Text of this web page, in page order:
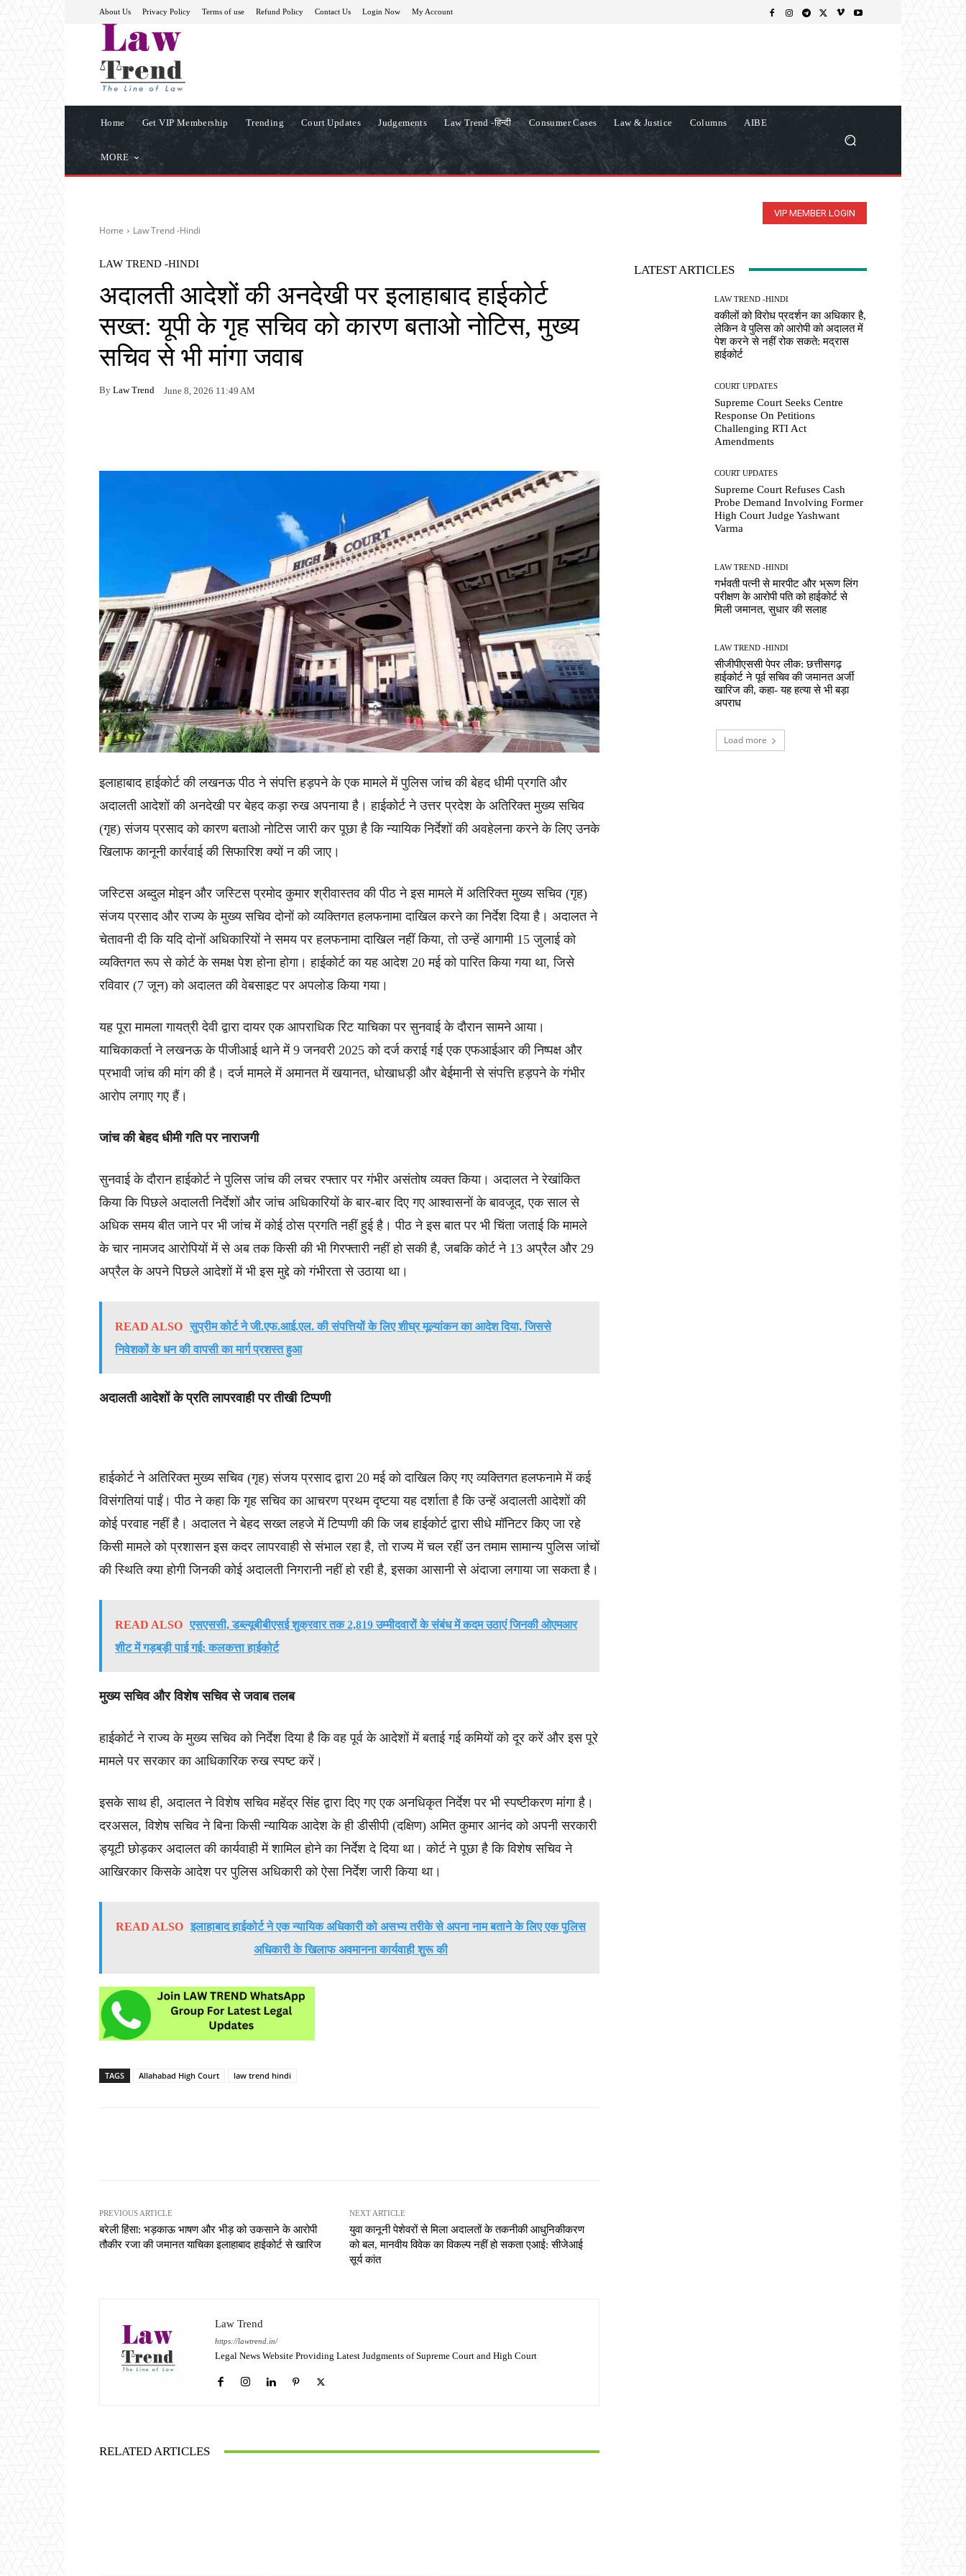
About Us Privacy Policy Terms of use Refund Policy Contact Us Login Now My Account
Home Get VIP Membership Trending Court Updates Judgements Law Trend -हिन्दी Consumer Cases Law & Justice Columns AIBE
MORE
VIP MEMBER LOGIN
Home Law Trend -Hindi
LAW TREND -HINDI
अदालती आदेशों की अनदेखी पर इलाहाबाद हाईकोर्ट
सख्त: यूपी के गृह सचिव को कारण बताओ नोटिस, मुख्य
सचिव से भी मांगा जवाब
By Law Trend June 8, 2026 11:49 AM
इलाहाबाद हाईकोर्ट की लखनऊ पीठ ने संपत्ति हड़पने के एक मामले में पुलिस जांच की बेहद धीमी प्रगति और
अदालती आदेशों की अनदेखी पर बेहद कड़ा रुख अपनाया है। हाईकोर्ट ने उत्तर प्रदेश के अतिरिक्त मुख्य सचिव
(गृह) संजय प्रसाद को कारण बताओ नोटिस जारी कर पूछा है कि न्यायिक निर्देशों की अवहेलना करने के लिए उनके
खिलाफ कानूनी कार्रवाई की सिफारिश क्यों न की जाए।
जस्टिस अब्दुल मोइन और जस्टिस प्रमोद कुमार श्रीवास्तव की पीठ ने इस मामले में अतिरिक्त मुख्य सचिव (गृह)
संजय प्रसाद और राज्य के मुख्य सचिव दोनों को व्यक्तिगत हलफनामा दाखिल करने का निर्देश दिया है। अदालत ने
चेतावनी दी कि यदि दोनों अधिकारियों ने समय पर हलफनामा दाखिल नहीं किया, तो उन्हें आगामी 15 जुलाई को
व्यक्तिगत रूप से कोर्ट के समक्ष पेश होना होगा। हाईकोर्ट का यह आदेश 20 मई को पारित किया गया था, जिसे
रविवार (7 जून) को अदालत की वेबसाइट पर अपलोड किया गया।
यह पूरा मामला गायत्री देवी द्वारा दायर एक आपराधिक रिट याचिका पर सुनवाई के दौरान सामने आया।
याचिकाकर्ता ने लखनऊ के पीजीआई थाने में 9 जनवरी 2025 को दर्ज कराई गई एक एफआईआर की निष्पक्ष और
प्रभावी जांच की मांग की है। दर्ज मामले में अमानत में खयानत, धोखाधड़ी और बेईमानी से संपत्ति हड़पने के गंभीर
आरोप लगाए गए हैं।
जांच की बेहद धीमी गति पर नाराजगी
सुनवाई के दौरान हाईकोर्ट ने पुलिस जांच की लचर रफ्तार पर गंभीर असंतोष व्यक्त किया। अदालत ने रेखांकित
किया कि पिछले अदालती निर्देशों और जांच अधिकारियों के बार-बार दिए गए आश्वासनों के बावजूद, एक साल से
अधिक समय बीत जाने पर भी जांच में कोई ठोस प्रगति नहीं हुई है। पीठ ने इस बात पर भी चिंता जताई कि मामले
के चार नामजद आरोपियों में से अब तक किसी की भी गिरफ्तारी नहीं हो सकी है, जबकि कोर्ट ने 13 अप्रैल और 29
अप्रैल के अपने पिछले आदेशों में भी इस मुद्दे को गंभीरता से उठाया था।
READ ALSO सुप्रीम कोर्ट ने जी.एफ.आई.एल. की संपत्तियों के लिए शीघ्र मूल्यांकन का आदेश दिया, जिससे
निवेशकों के धन की वापसी का मार्ग प्रशस्त हुआ
अदालती आदेशों के प्रति लापरवाही पर तीखी टिप्पणी
हाईकोर्ट ने अतिरिक्त मुख्य सचिव (गृह) संजय प्रसाद द्वारा 20 मई को दाखिल किए गए व्यक्तिगत हलफनामे में कई
विसंगतियां पाईं। पीठ ने कहा कि गृह सचिव का आचरण प्रथम दृष्टया यह दर्शाता है कि उन्हें अदालती आदेशों की
कोई परवाह नहीं है। अदालत ने बेहद सख्त लहजे में टिप्पणी की कि जब हाईकोर्ट द्वारा सीधे मॉनिटर किए जा रहे
किसी मामले को प्रशासन इस कदर लापरवाही से संभाल रहा है, तो राज्य में चल रहीं उन तमाम सामान्य पुलिस जांचों
की स्थिति क्या होगी जिनकी कोई अदालती निगरानी नहीं हो रही है, इसका आसानी से अंदाजा लगाया जा सकता है।
READ ALSO एसएससी, डब्ल्यूबीबीएसई शुक्रवार तक 2,819 उम्मीदवारों के संबंध में कदम उठाएं जिनकी ओएमआर
शीट में गड़बड़ी पाई गई: कलकत्ता हाईकोर्ट
मुख्य सचिव और विशेष सचिव से जवाब तलब
हाईकोर्ट ने राज्य के मुख्य सचिव को निर्देश दिया है कि वह पूर्व के आदेशों में बताई गई कमियों को दूर करें और इस पूरे
मामले पर सरकार का आधिकारिक रुख स्पष्ट करें।
इसके साथ ही, अदालत ने विशेष सचिव महेंद्र सिंह द्वारा दिए गए एक अनधिकृत निर्देश पर भी स्पष्टीकरण मांगा है।
दरअसल, विशेष सचिव ने बिना किसी न्यायिक आदेश के ही डीसीपी (दक्षिण) अमित कुमार आनंद को अपनी सरकारी
ड्यूटी छोड़कर अदालत की कार्यवाही में शामिल होने का निर्देश दे दिया था। कोर्ट ने पूछा है कि विशेष सचिव ने
आखिरकार किसके आदेश पर पुलिस अधिकारी को ऐसा निर्देश जारी किया था।
READ ALSO इलाहाबाद हाईकोर्ट ने एक न्यायिक अधिकारी को असभ्य तरीके से अपना नाम बताने के लिए एक पुलिस
अधिकारी के खिलाफ अवमानना कार्यवाही शुरू की
TAGS Allahabad High Court law trend hindi
PREVIOUS ARTICLE
बरेली हिंसा: भड़काऊ भाषण और भीड़ को उकसाने के आरोपी
तौकीर रजा की जमानत याचिका इलाहाबाद हाईकोर्ट से खारिज
NEXT ARTICLE
युवा कानूनी पेशेवरों से मिला अदालतों के तकनीकी आधुनिकीकरण
को बल, मानवीय विवेक का विकल्प नहीं हो सकता एआई: सीजेआई
सूर्य कांत
Law Trend
https://lawtrend.in/
Legal News Website Providing Latest Judgments of Supreme Court and High Court
RELATED ARTICLES
LATEST ARTICLES
LAW TREND -HINDI
वकीलों को विरोध प्रदर्शन का अधिकार है,
लेकिन वे पुलिस को आरोपी को अदालत में
पेश करने से नहीं रोक सकते: मद्रास
हाईकोर्ट
COURT UPDATES
Supreme Court Seeks Centre
Response On Petitions
Challenging RTI Act
Amendments
COURT UPDATES
Supreme Court Refuses Cash
Probe Demand Involving Former
High Court Judge Yashwant
Varma
LAW TREND -HINDI
गर्भवती पत्नी से मारपीट और भ्रूण लिंग
परीक्षण के आरोपी पति को हाईकोर्ट से
मिली जमानत, सुधार की सलाह
LAW TREND -HINDI
सीजीपीएससी पेपर लीक: छत्तीसगढ़
हाईकोर्ट ने पूर्व सचिव की जमानत अर्जी
खारिज की, कहा- यह हत्या से भी बड़ा
अपराध
Load more